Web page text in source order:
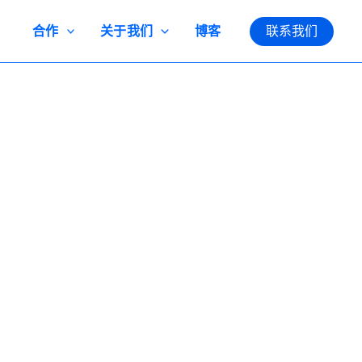
合作 关于我们 博客 联系我们